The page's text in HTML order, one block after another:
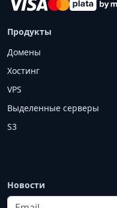
Продукты
Домены
Хостинг
VPS
Выделенные серверы
S3
Новости
Email